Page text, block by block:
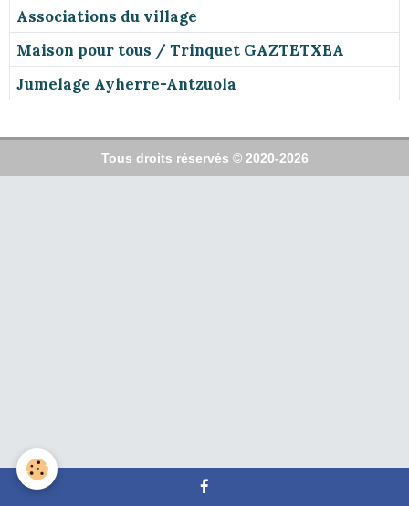
Associations du village
Maison pour tous / Trinquet GAZTETXEA
Jumelage Ayherre-Antzuola
Tous droits réservés © 2020-2026